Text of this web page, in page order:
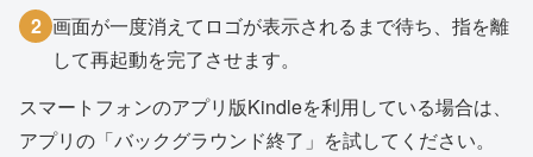
2 画面が一度消えてロゴが表示されるまで待ち、指を離
して再起動を完了させます。
スマートフォンのアプリ版Kindleを利用している場合は、
アプリの「バックグラウンド終了」を試してください。